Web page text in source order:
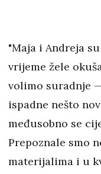
"Maja i Andreja
vrijeme žele
volimo suradnje
ispadne nešto
međusobno se
Prepoznale smo
materijalima i u